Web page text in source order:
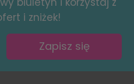
i zniżek!
Zapisz się